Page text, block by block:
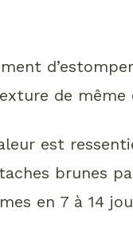
de
est
brunes
en 7 à 14